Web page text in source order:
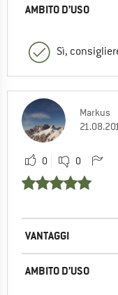
AMBITO D’USO
Sì,
Markus
0 0
VANTAGGI
AMBITO D’USO